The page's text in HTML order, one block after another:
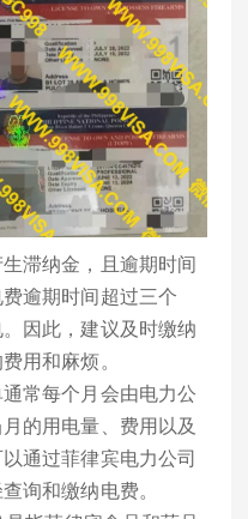
滞纳金，且逾期时间
逾期时间超过三个
因此，建议及时缴纳
用和麻烦。
常每个月会由电力公
的用电量、费用以及
通过菲律宾电力公司
询和缴纳电费。